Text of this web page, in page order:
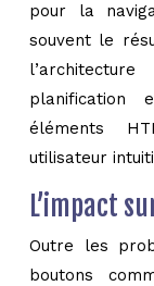
pour la
souvent le
planification
éléments
utilisateur
L’impact
Outre les
boutons